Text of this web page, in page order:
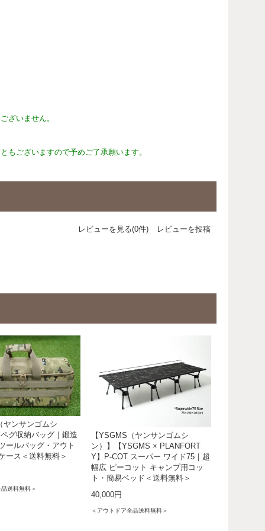
ざいません。
ございますので予めご了承願います。
レビューを見る(0件) レビューを投稿
ヤンサンゴムシ
グ収納バッグ｜鍛造
ールバッグ・アウト
ース＜送料無料＞
送料無料＞
【YSGMS（ヤンサンゴムシ
ン）】【YSGMS × PLANFORT
Y】P-COT スーパー ワイド75｜超
幅広 ピーコット キャンプ用コッ
ト・簡易ベッド＜送料無料＞
40,000円
＜アウトドア全品送料無料＞